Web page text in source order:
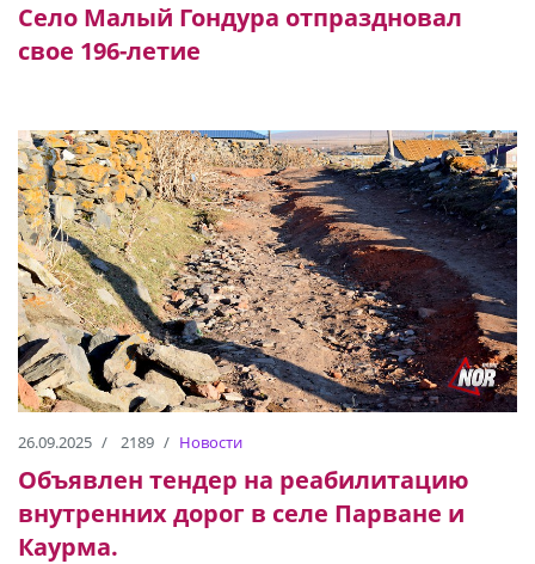
Село Малый Гондура отпраздновал
свое 196-летие
26.09.2025 2189 Новости
Объявлен тендер на реабилитацию
внутренних дорог в селе Парване и
Каурма.